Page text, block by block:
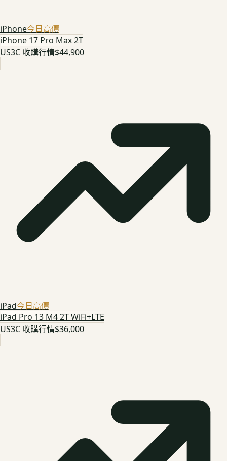
iPhone今日高價
iPhone 17 Pro Max 2T
US3C 收購行情$44,900
iPad今日高價
iPad Pro 13 M4 2T WiFi+LTE
US3C 收購行情$36,000